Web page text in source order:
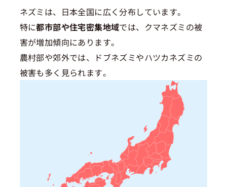
ネズミは、日本全国に広く分布しています。
特に都市部や住宅密集地域では、クマネズミの被
害が増加傾向にあります。
農村部や郊外では、ドブネズミやハツカネズミの
被害も多く見られます。